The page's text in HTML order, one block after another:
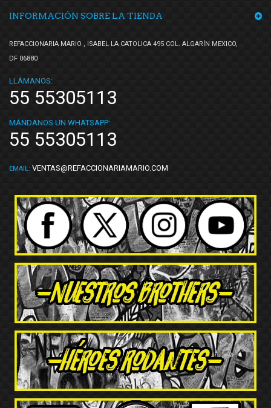
YCC(1)
YYM(3)
INFORMACIÓN SOBRE LA TIENDA
REFACCIONARIA MARIO , ISABEL LA CATOLICA 495 COL. ALGARÍN MEXICO,
DF 06880
LLÁMANOS:
55 55305113
MÁNDANOS UN WHATSAPP:
55 55305113
EMAIL: VENTAS@REFACCIONARIAMARIO.COM